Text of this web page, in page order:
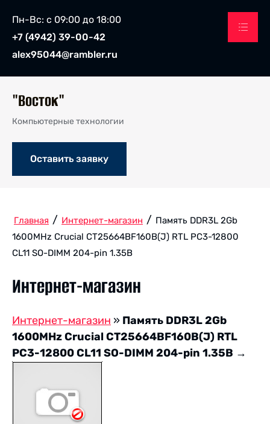
Пн-Вс: с 09:00 до 18:00
+7 (4942) 39-00-42
alex95044@rambler.ru
"Восток"
Компьютерные технологии
Оставить заявку
Главная / Интернет-магазин / Память DDR3L 2Gb
1600MHz Crucial CT25664BF160B(J) RTL PC3-12800
CL11 SO-DIMM 204-pin 1.35В
Интернет-магазин
Интернет-магазин » Память DDR3L 2Gb
1600MHz Crucial CT25664BF160B(J) RTL
PC3-12800 CL11 SO-DIMM 204-pin 1.35В →